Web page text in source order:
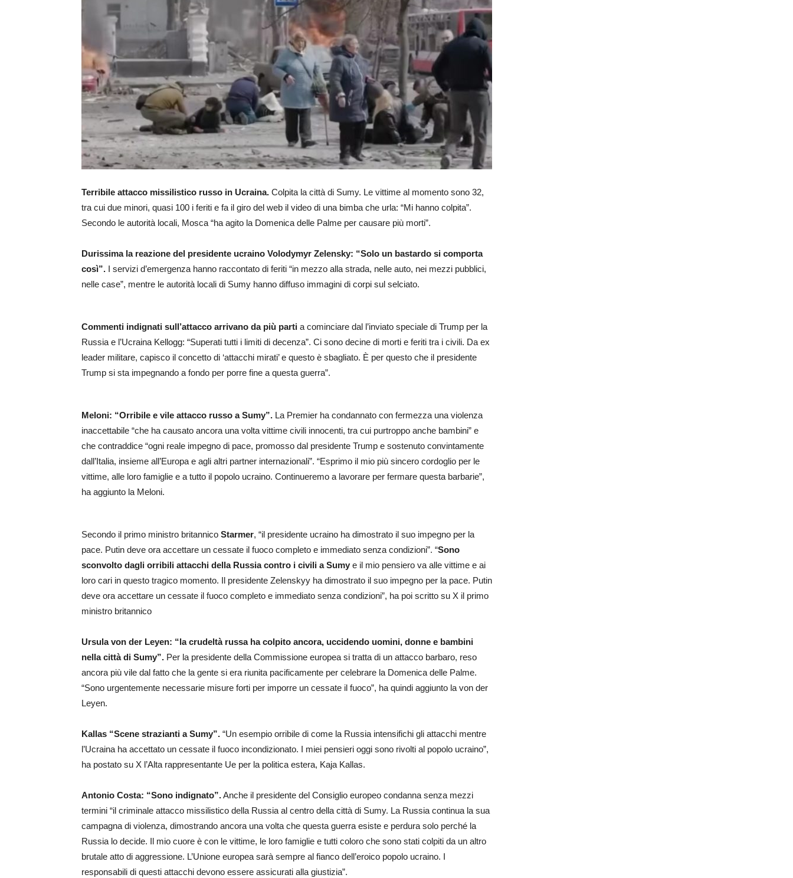
Terribile attacco missilistico russo in Ucraina. Colpita la città di Sumy. Le vittime al momento sono 32,
tra cui due minori, quasi 100 i feriti e fa il giro del web il video di una bimba che urla: “Mi hanno colpita”.
Secondo le autorità locali, Mosca “ha agito la Domenica delle Palme per causare più morti”.
Durissima la reazione del presidente ucraino Volodymyr Zelensky: “Solo un bastardo si comporta
così”. I servizi d’emergenza hanno raccontato di feriti “in mezzo alla strada, nelle auto, nei mezzi pubblici,
nelle case”, mentre le autorità locali di Sumy hanno diffuso immagini di corpi sul selciato.
Commenti indignati sull’attacco arrivano da più parti a cominciare dal l’inviato speciale di Trump per la
Russia e l’Ucraina Kellogg: “Superati tutti i limiti di decenza”. Ci sono decine di morti e feriti tra i civili. Da ex
leader militare, capisco il concetto di ‘attacchi mirati’ e questo è sbagliato. È per questo che il presidente
Trump si sta impegnando a fondo per porre fine a questa guerra”.
Meloni: “Orribile e vile attacco russo a Sumy”. La Premier ha condannato con fermezza una violenza
inaccettabile “che ha causato ancora una volta vittime civili innocenti, tra cui purtroppo anche bambini” e
che contraddice “ogni reale impegno di pace, promosso dal presidente Trump e sostenuto convintamente
dall’Italia, insieme all’Europa e agli altri partner internazionali”. “Esprimo il mio più sincero cordoglio per le
vittime, alle loro famiglie e a tutto il popolo ucraino. Continueremo a lavorare per fermare questa barbarie”,
ha aggiunto la Meloni.
Secondo il primo ministro britannico Starmer, “il presidente ucraino ha dimostrato il suo impegno per la
pace. Putin deve ora accettare un cessate il fuoco completo e immediato senza condizioni”. “Sono
sconvolto dagli orribili attacchi della Russia contro i civili a Sumy e il mio pensiero va alle vittime e ai
loro cari in questo tragico momento. Il presidente Zelenskyy ha dimostrato il suo impegno per la pace. Putin
deve ora accettare un cessate il fuoco completo e immediato senza condizioni”, ha poi scritto su X il primo
ministro britannico
Ursula von der Leyen: “la crudeltà russa ha colpito ancora, uccidendo uomini, donne e bambini
nella città di Sumy”. Per la presidente della Commissione europea si tratta di un attacco barbaro, reso
ancora più vile dal fatto che la gente si era riunita pacificamente per celebrare la Domenica delle Palme.
“Sono urgentemente necessarie misure forti per imporre un cessate il fuoco”, ha quindi aggiunto la von der
Leyen.
Kallas “Scene strazianti a Sumy”. “Un esempio orribile di come la Russia intensifichi gli attacchi mentre
l’Ucraina ha accettato un cessate il fuoco incondizionato. I miei pensieri oggi sono rivolti al popolo ucraino”,
ha postato su X l’Alta rappresentante Ue per la politica estera, Kaja Kallas.
Antonio Costa: “Sono indignato”.Anche il presidente del Consiglio europeo condanna senza mezzi
termini “il criminale attacco missilistico della Russia al centro della città di Sumy. La Russia continua la sua
campagna di violenza, dimostrando ancora una volta che questa guerra esiste e perdura solo perché la
Russia lo decide. Il mio cuore è con le vittime, le loro famiglie e tutti coloro che sono stati colpiti da un altro
brutale atto di aggressione. L’Unione europea sarà sempre al fianco dell’eroico popolo ucraino. I
responsabili di questi attacchi devono essere assicurati alla giustizia”.